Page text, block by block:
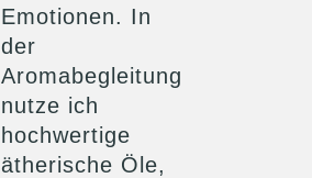
Emotionen. In
der
Aromabegleitung
nutze ich
hochwertige
ätherische Öle,